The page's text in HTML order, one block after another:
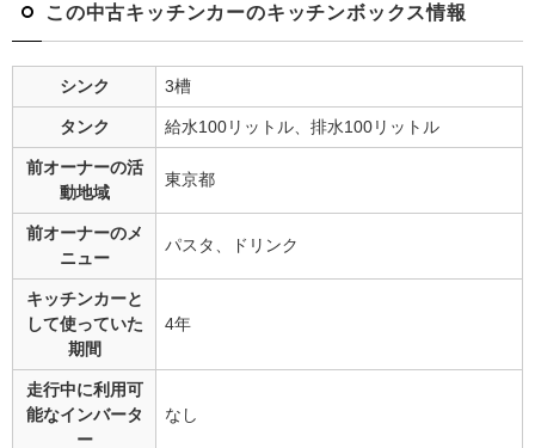
この中古キッチンカーのキッチンボックス情報
シンク 3槽
タンク 給水100リットル、排水100リットル
前オーナーの活
動地域
東京都
前オーナーのメ
ニュー
パスタ、ドリンク
キッチンカーと
して使っていた
期間
4年
走行中に利用可
能なインバータ
ー
なし